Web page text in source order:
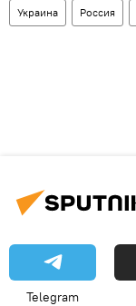
Украина Россия
Telegram